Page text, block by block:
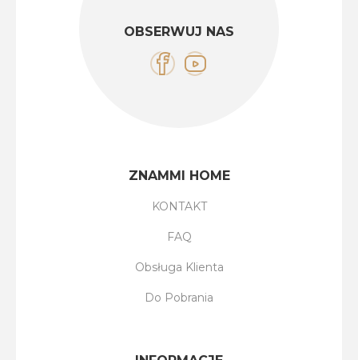
OBSERWUJ NAS
ZNAMMI HOME
KONTAKT
FAQ
Obsługa Klienta
Do Pobrania